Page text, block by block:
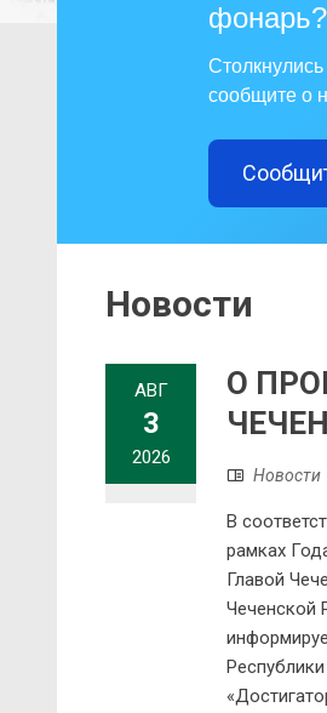
фонарь?
сообщите о
Новости
АВГ
3
2026
О
Новости
В
рамках
Главой
Чеченской